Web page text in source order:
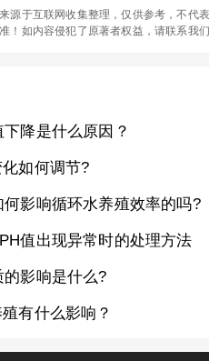
源于互联网收集整理，仅供参考，不代
！如内容侵犯了原著者权益，请联系我
降是什么原因？
如何调节?
影响循环水养殖效率的吗?
值出现异常时的处理方法
影响是什么?
有什么影响？